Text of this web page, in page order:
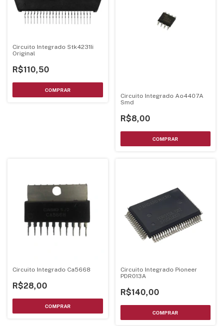
Circuito Integrado Stk4231Ii
Original
R$110,50
Circuito Integrado Ao4407A
Smd
R$8,00
Circuito Integrado Ca5668
R$28,00
Circuito Integrado Pioneer
PDR013A
R$140,00